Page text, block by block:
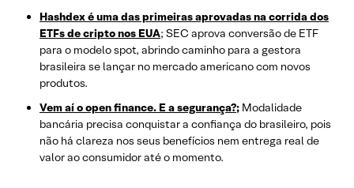
Hashdex é uma das primeiras aprovadas na corrida dos
ETFs de cripto nos EUA; SEC aprova conversão de ETF
para o modelo spot, abrindo caminho para a gestora
brasileira se lançar no mercado americano com novos
produtos.
Vem aí o open finance. E a segurança?; Modalidade
bancária precisa conquistar a confiança do brasileiro, pois
não há clareza nos seus benefícios nem entrega real de
valor ao consumidor até o momento.